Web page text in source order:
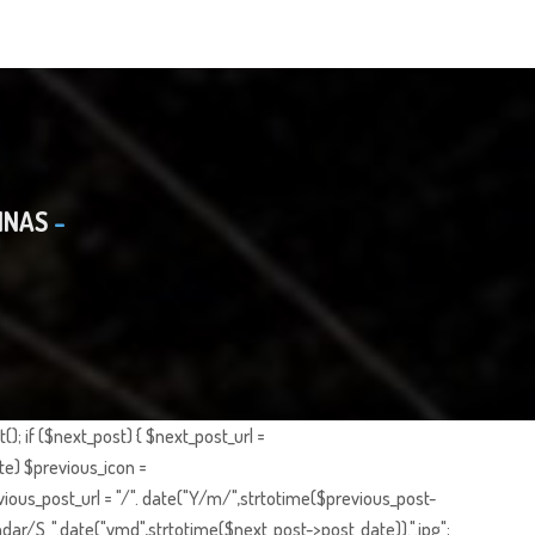
if ($next_post) { $next_post_url =
$previous_icon =
= "/". date("Y/m/",strtotime($previous_post-
S_".date("ymd",strtotime($next_post->post_date)).".jpg";